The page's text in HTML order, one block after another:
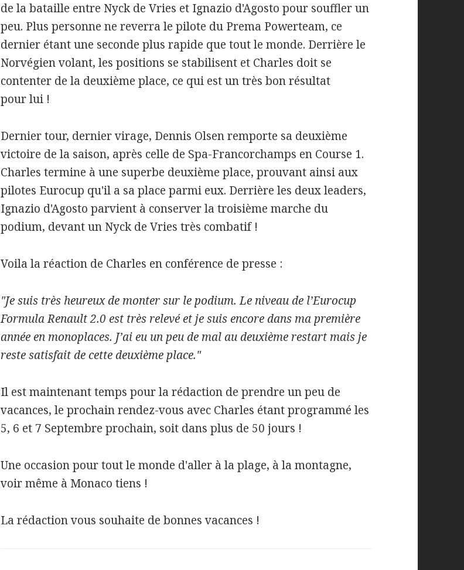
de la bataille entre Nyck de Vries et Ignazio d'Agosto pour souffler un
peu. Plus personne ne reverra le pilote du Prema Powerteam, ce
dernier étant une seconde plus rapide que tout le monde. Derrière le
Norvégien volant, les positions se stabilisent et Charles doit se
contenter de la deuxième place, ce qui est un très bon résultat
pour lui !
Dernier tour, dernier virage, Dennis Olsen remporte sa deuxième
victoire de la saison, après celle de Spa-Francorchamps en Course 1.
Charles termine à une superbe deuxième place, prouvant ainsi aux
pilotes Eurocup qu'il a sa place parmi eux. Derrière les deux leaders,
Ignazio d'Agosto parvient à conserver la troisième marche du
podium, devant un Nyck de Vries très combatif !
Voila la réaction de Charles en conférence de presse :
"Je suis très heureux de monter sur le podium. Le niveau de l’Eurocup
Formula Renault 2.0 est très relevé et je suis encore dans ma première
année en monoplaces. J’ai eu un peu de mal au deuxième restart mais je
reste satisfait de cette deuxième place."
Il est maintenant temps pour la rédaction de prendre un peu de
vacances, le prochain rendez-vous avec Charles étant programmé les
5, 6 et 7 Septembre prochain, soit dans plus de 50 jours !
Une occasion pour tout le monde d'aller à la plage, à la montagne,
voir même à Monaco tiens !
La rédaction vous souhaite de bonnes vacances !